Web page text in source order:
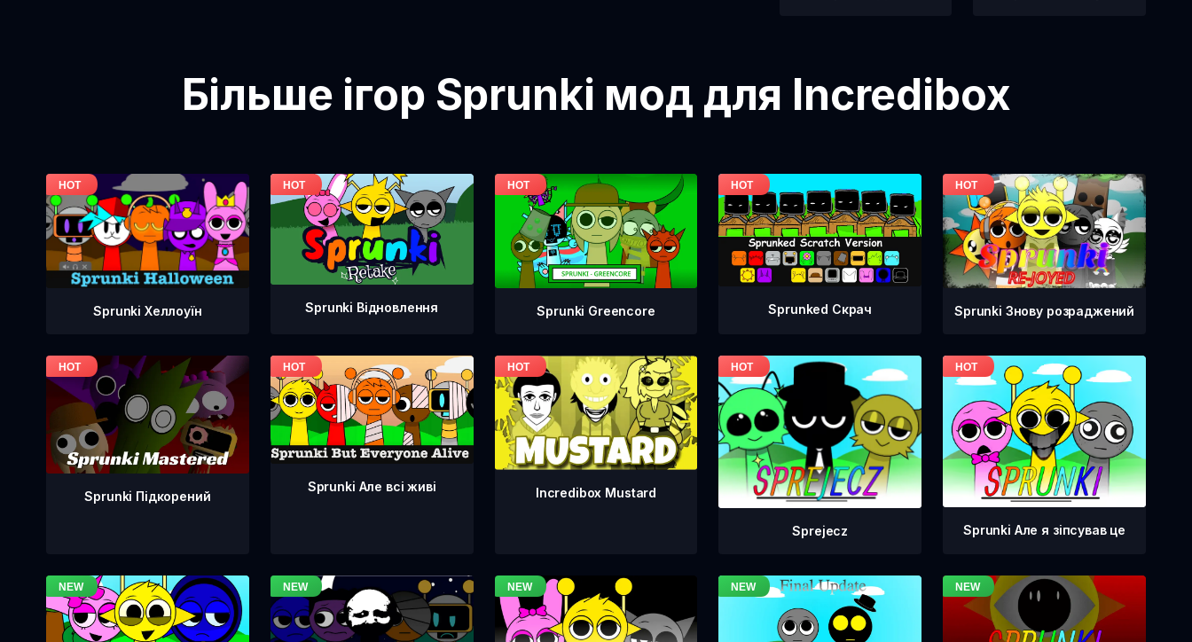
Більше ігор Sprunki мод для Incredibox
Sprunki Хеллоуїн Sprunki Відновлення Sprunki Greencore Sprunked Скрач Sprunki Знову розраджений
Sprunki Підкорений
Sprunki Але всі живі Incredibox Mustard
Sprejecz Sprunki Але я зіпсував це